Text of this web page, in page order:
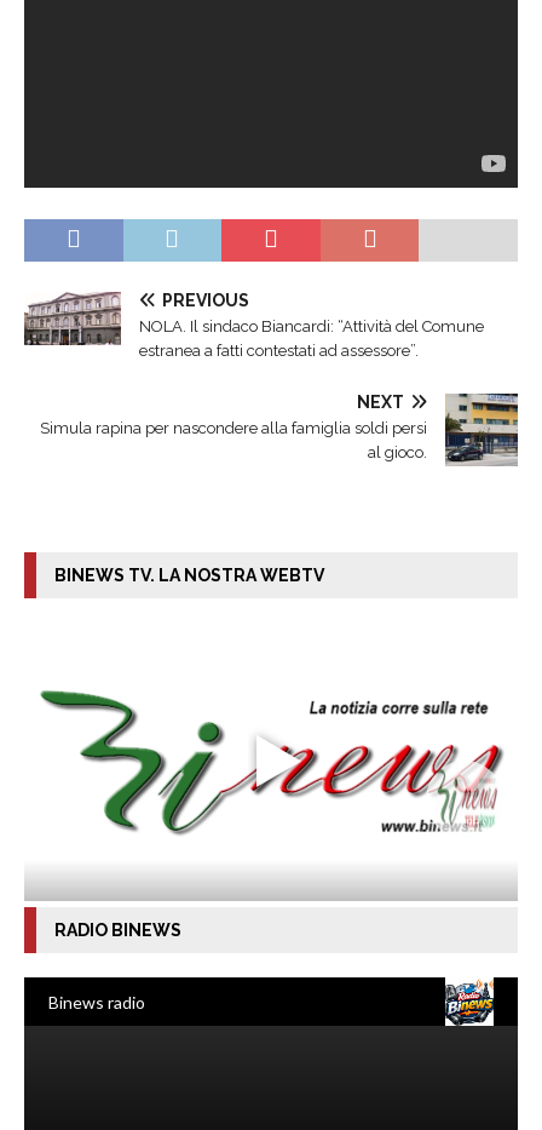
PREVIOUS
NOLA. Il sindaco Biancardi: “Attività del Comune
estranea a fatti contestati ad assessore”.
NEXT
Simula rapina per nascondere alla famiglia soldi persi
al gioco.
BINEWS TV. LA NOSTRA WEBTV
RADIO BINEWS